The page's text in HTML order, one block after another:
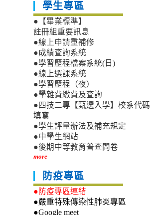
學生專區
●【畢業標準】
註冊組重要訊息
●線上申請重補修
●成績查詢系統
●學習歷程檔案系統(日)
●線上選課系統
●學習歷程（夜）
●學雜費繳費及查詢
●四技二專【甄選入學】校系代碼
填寫
●學生評量辦法及補充規定
●中學生網站
●後期中等教育普查問卷
more
防疫專區
●防疫專區連結
●嚴重特殊傳染性肺炎專區
●Google meet